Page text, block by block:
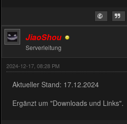
JiaoShou
Serverleitung
2024-12-17, 08:28 PM
Aktueller Stand: 17.12.2024
Ergänzt um "Downloads und Links".